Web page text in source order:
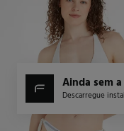
ainda sem
Descarregue